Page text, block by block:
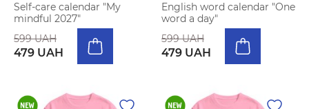
Self-care calendar "My
mindful 2027"
599 UAH
479 UAH
English word calendar "One
word a day"
599 UAH
479 UAH